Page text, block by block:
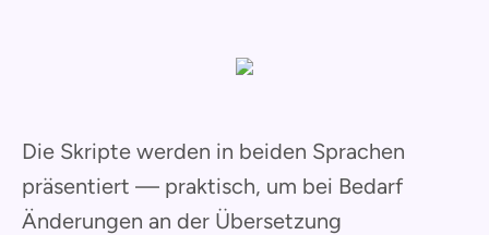
Die Skripte werden in beiden Sprachen
präsentiert — praktisch, um bei Bedarf
Änderungen an der Übersetzung